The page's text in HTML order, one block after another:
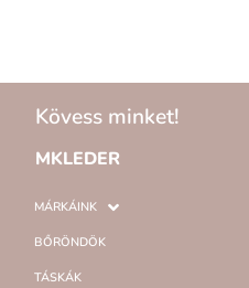
Kövess minket!
MKLEDER
MÁRKÁINK
BŐRÖNDÖK
TÁSKÁK